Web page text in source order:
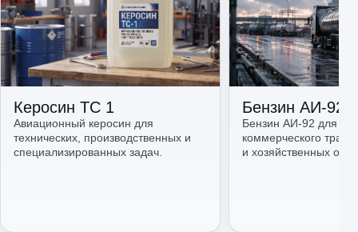
Керосин ТС 1
Авиационный керосин для
технических, производственных и
специализированных задач.
Бензин АИ-92
Бензин АИ-92 для
коммерческого
и хозяйственных